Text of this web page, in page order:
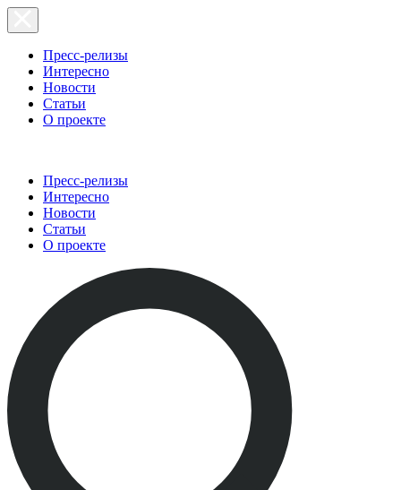
Пресс-релизы
Интересно
Новости
Статьи
О проекте
Пресс-релизы
Интересно
Новости
Статьи
О проекте